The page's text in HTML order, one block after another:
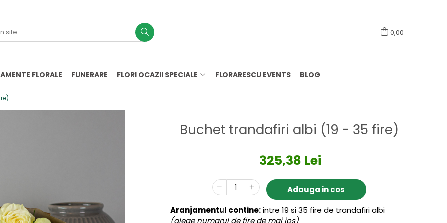
0,00
FLORALE FUNERARE FLORI OCAZII SPECIALE FLORARESCU EVENTS BLOG
Buchet trandafiri albi (19 - 35 fire)
325,38 Lei
Adauga in cos
Aranjamentul contine:intre 19 si 35 fire de trandafiri albi
(alege numarul de fire de mai jos)